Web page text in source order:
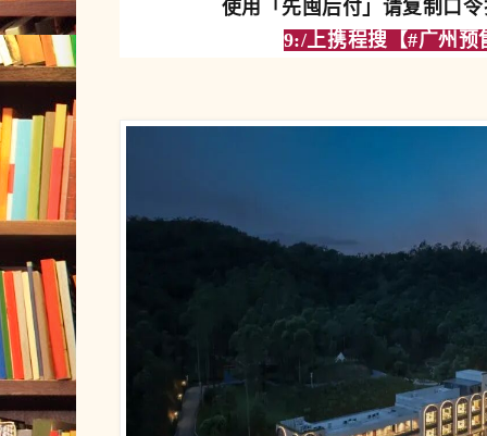
使用「先囤后付」请复制口
9:/上携程搜【#广州预